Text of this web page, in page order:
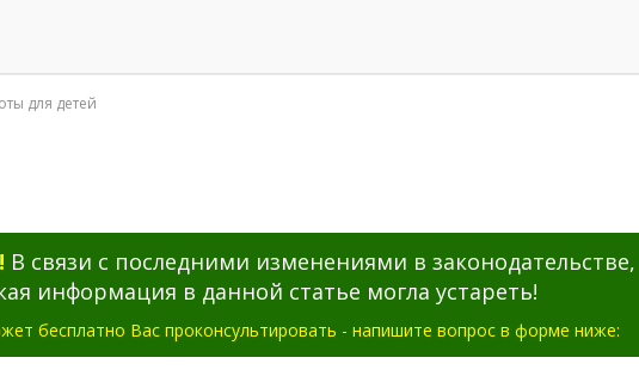
для детей
В связи с последними изменениями в законодательстве,
информация в данной статье могла устареть!
бесплатно Вас проконсультировать - напишите вопрос в форме ниже: